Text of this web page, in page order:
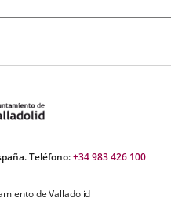
Teléfono:+34 983 426 100
de Valladolid